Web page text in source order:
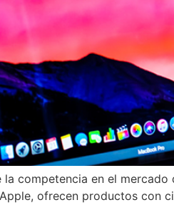
competencia en el mercado
ofrecen productos con